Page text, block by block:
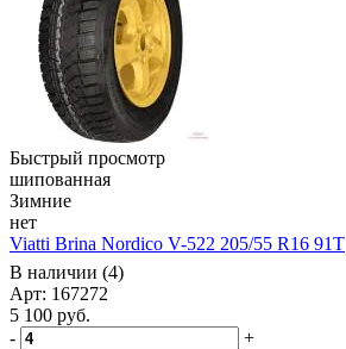
Быстрый просмотр
шипованная
Зимние
нет
Viatti Brina Nordico V-522 205/55 R16 91T
В наличии (4)
Арт: 167272
5 100 руб.
-
+